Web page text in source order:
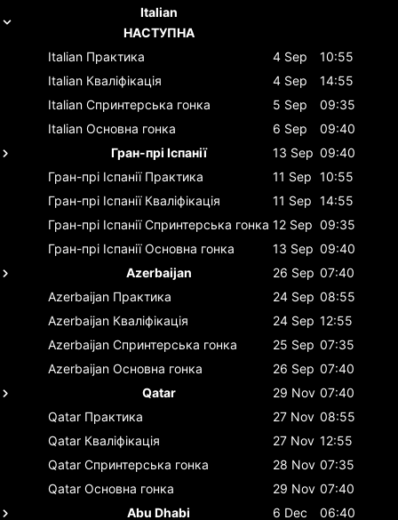
Italian
НАСТУПНА
Italian Практика 4 Sep
10:55
Italian Кваліфікація 4 Sep
14:55
Italian Спринтерська гонка 5 Sep
09:35
Italian Основна гонка 6 Sep
09:40
Гран-прі Іспанії
13 Sep 09:40
Гран-прі Іспанії Практика 11 Sep 10:55
Гран-прі Іспанії Кваліфікація 11 Sep 14:55
Гран-прі Іспанії Спринтерська гонка 12 Sep 09:35
Гран-прі Іспанії Основна гонка 13 Sep 09:40
Azerbaijan
26 Sep 07:40
Azerbaijan Практика 24 Sep 08:55
Azerbaijan Кваліфікація 24 Sep 12:55
Azerbaijan Спринтерська гонка 25 Sep 07:35
Azerbaijan Основна гонка 26 Sep 07:40
Qatar
29 Nov 07:40
Qatar Практика 27 Nov 08:55
Qatar Кваліфікація 27 Nov 12:55
Qatar Спринтерська гонка 28 Nov 07:35
Qatar Основна гонка 29 Nov 07:40
Abu Dhabi
6 Dec
06:40